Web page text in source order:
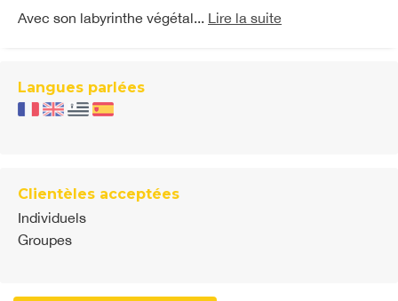
Avec son labyrinthe végétal... Lire la suite
Langues parlées
Clientèles acceptées
Individuels
Groupes